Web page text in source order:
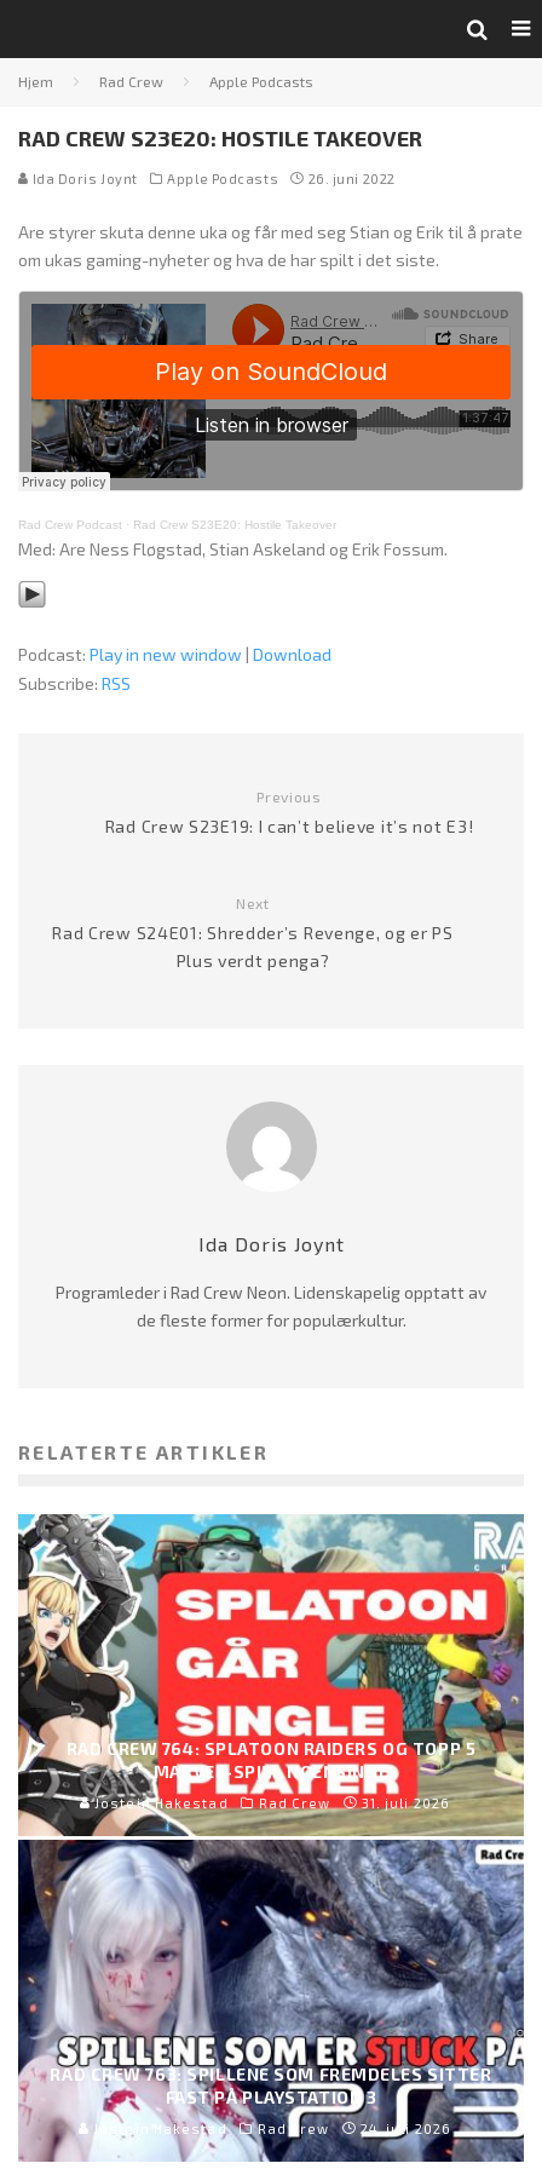
Hjem Rad Crew Apple Podcasts
RAD CREW S23E20: HOSTILE TAKEOVER
Ida Doris Joynt Apple Podcasts 26. juni 2022
Are styrer skuta denne uka og får med seg Stian og Erik til å prate
om ukas gaming-nyheter og hva de har spilt i det siste.
Rad Crew Podcast · Rad Crew S23E20: Hostile Takeover
Med: Are Ness Fløgstad, Stian Askeland og Erik Fossum.
Podcast: Play in new window | Download
Subscribe: RSS
Previous
Rad Crew S23E19: I can’t believe it’s not E3!
Next
Rad Crew S24E01: Shredder’s Revenge, og er PS
Plus verdt penga?
Ida Doris Joynt
Programleder i Rad Crew Neon. Lidenskapelig opptatt av
de fleste former for populærkultur.
RELATERTE ARTIKLER
RAD CREW 764: SPLATOON RAIDERS OG TOPP 5
MARVEL-SPILL NOENSINNE
Jostein Hakestad Rad Crew 31. juli 2026
RAD CREW 763: SPILLENE SOM FREMDELES SITTER
FAST PÅ PLAYSTATION 3
Jostein Hakestad Rad Crew 24. juli 2026